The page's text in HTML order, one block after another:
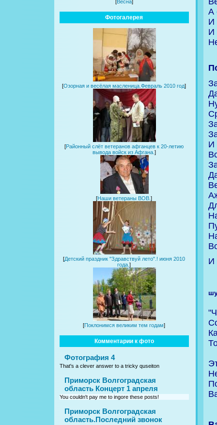
[Весна]
Фотогалерея
[Озорная и весёлая масленица.Февраль 2010 год]
[Районный слёт ветеранов афганцев к 20-летию
вывода войск из Афгана. ]
[Наши ветераны ВОВ.]
[Детский праздник "Здравствуй лето".! июня 2010
года.]
[Поклонимся великим тем годам]
Комментарии к фото
Фотография 4
That's a clever answer to a tricky quseiton
Приморск Волгоградская
область Концерт 1 апреля
You couldn't pay me to ingore these posts!
Приморск Волгоградская
область.Последний звонок
А
И
И
И
И